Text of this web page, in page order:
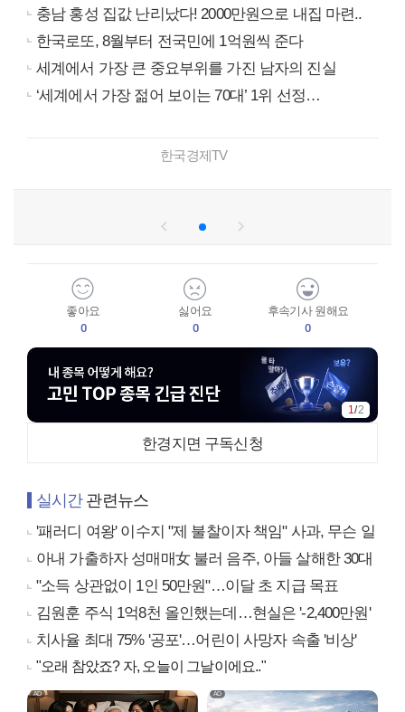
충남 홍성 집값 난리났다! 2000만원으로 내집 마련..
한국로또, 8월부터 전국민에 1억원씩 준다
세계에서 가장 큰 중요부위를 가진 남자의 진실
‘세계에서 가장 젊어 보이는 70대’ 1위 선정…
한국경제TV
좋아요
0
싫어요
0
후속기사 원해요
0
1/2
한경지면 구독신청
실시간관련뉴스
'패러디 여왕' 이수지 "제 불찰이자 책임" 사과, 무슨 일
아내 가출하자 성매매女 불러 음주, 아들 살해한 30대
"소득 상관없이 1인 50만원"…이달 초 지급 목표
김원훈 주식 1억8천 올인했는데…현실은 '-2,400만원'
치사율 최대 75% '공포'…어린이 사망자 속출 '비상'
"오래 참았죠? 자, 오늘이 그날이에요.."